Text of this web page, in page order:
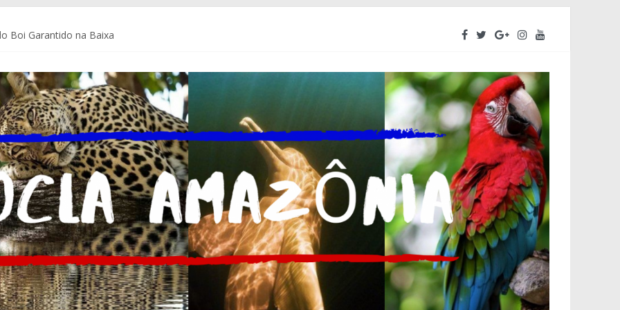
Boi Garantido na Baixa
Brasil e do mundo
Delegacia do Turista no Bumbódromo